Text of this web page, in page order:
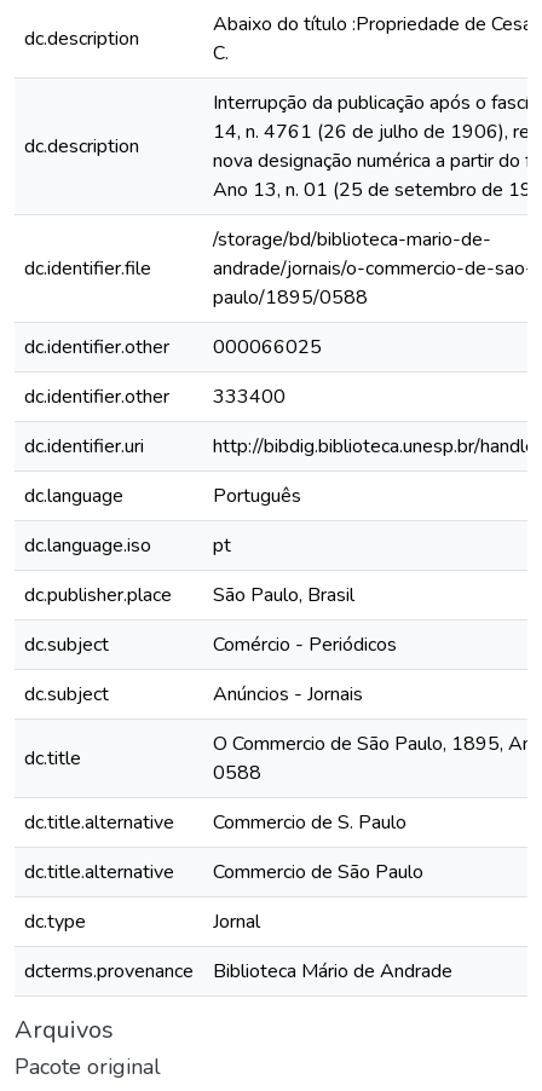
dc.description
Abaixo do título :Propriedade de
C.
dc.description
Interrupção da publicação após o
14, n. 4761 (26 de julho de 1906),
nova designação numérica a partir do
Ano 13, n. 01 (25 de setembro de
dc.identifier.file
/storage/bd/biblioteca-mario-de-
andrade/jornais/o-commercio-de-sao-
paulo/1895/0588
dc.identifier.other
000066025
dc.identifier.other
333400
dc.identifier.uri
http://bibdig.biblioteca.unesp.br/
dc.language
Português
dc.language.iso
pt
dc.publisher.place
São Paulo, Brasil
dc.subject
Comércio - Periódicos
dc.subject
Anúncios - Jornais
dc.title
O Commercio de São Paulo, 1895,
0588
dc.title.alternative
Commercio de S. Paulo
dc.title.alternative
Commercio de São Paulo
dc.type
Jornal
dcterms.provenance
Biblioteca Mário de Andrade
Arquivos
Pacote original